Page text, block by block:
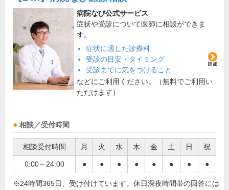
病院なび公式サービス
症状や受診について医師に相談ができま
す。
症状に適した診療科
受診の目安・タイミング
受診までに気をつけること
などにご利用ください。（無料でご利用い
ただけます）
相談／受付時間
相談受付時間 月 火 水 木 金 土 日 祝
0:00～24:00 ● ● ● ● ● ● ● ●
※24時間365日、受け付けています。休日深夜時間帯の回答には